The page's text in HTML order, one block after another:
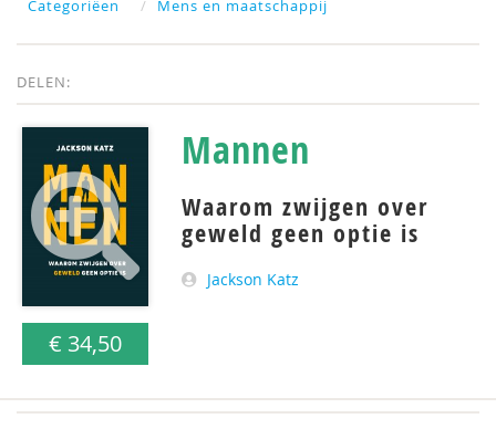
Categoriëen Mens en maatschappij
DELEN:
€ 34,50
Mannen
Waarom zwijgen over
geweld geen optie is
Jackson Katz